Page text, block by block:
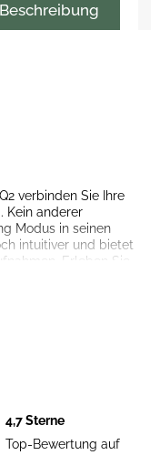
Beschreibung
verbinden Sie Ihre
Kein anderer
Modus in seinen
intuitiver und bietet
Erleben Sie
Televid, zum
der Leica Q. Neben der
diese Funktion
4,7 Sterne
Top-Bewertung auf